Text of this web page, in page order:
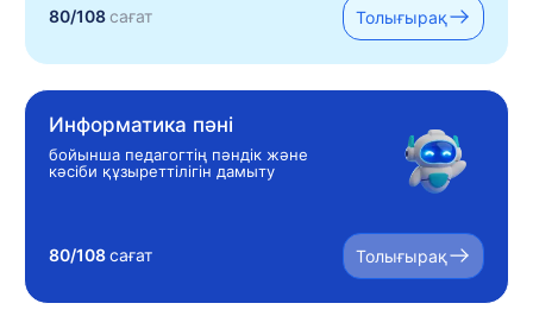
80/108сағат Толығырақ
Информатика пәні
бойынша педагогтің пәндік және
кәсіби құзыреттілігін дамыту
80/108сағат Толығырақ